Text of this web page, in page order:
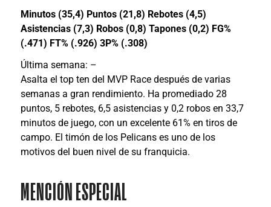
Minutos (35,4) Puntos (21,8) Rebotes (4,5)
Asistencias (7,3) Robos (0,8) Tapones (0,2) FG%
(.471) FT% (.926) 3P% (.308)
Última semana: –
Asalta el top ten del MVP Race después de varias
semanas a gran rendimiento. Ha promediado 28
puntos, 5 rebotes, 6,5 asistencias y 0,2 robos en 33,7
minutos de juego, con un excelente 61% en tiros de
campo. El timón de los Pelicans es uno de los
motivos del buen nivel de su franquicia.
MENCIÓN ESPECIAL